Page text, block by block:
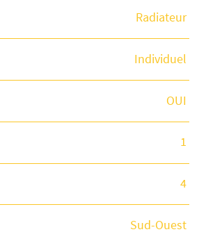
Radiateur
Individuel
OUI
1
4
Sud-Ouest